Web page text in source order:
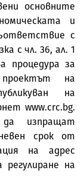
основните
и
с
с чл. 36, ал. 1
процедура за
на
на
www.crc.bg.
да изпращат
срок от
на адрес
на